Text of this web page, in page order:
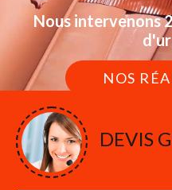
Nous intervenons
NOS
DEVIS